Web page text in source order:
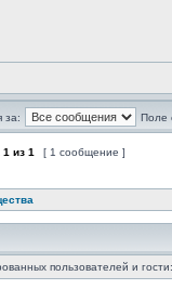
за: Поле
1 из 1 [ 1 сообщение ]
пользователей и